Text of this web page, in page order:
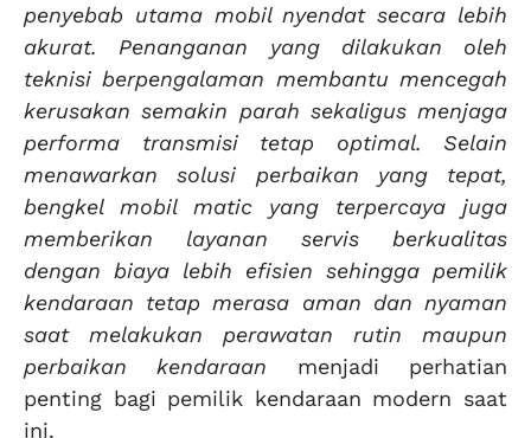
penyebab utama mobil nyendat secara lebih
akurat. Penanganan yang dilakukan oleh
teknisi berpengalaman membantu mencegah
kerusakan semakin parah sekaligus menjaga
performa transmisi tetap optimal. Selain
menawarkan solusi perbaikan yang tepat,
bengkel mobil matic yang terpercaya juga
memberikan layanan servis berkualitas
dengan biaya lebih efisien sehingga pemilik
kendaraan tetap merasa aman dan nyaman
saat melakukan perawatan rutin maupun
perbaikan kendaraan menjadi perhatian
penting bagi pemilik kendaraan modern saat
ini.